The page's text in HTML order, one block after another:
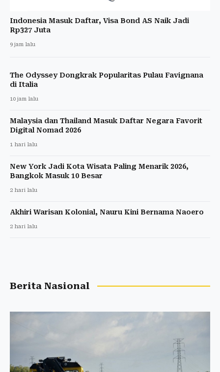
Indonesia Masuk Daftar, Visa Bond AS Naik Jadi
Rp327 Juta
9 jam lalu
The Odyssey Dongkrak Popularitas Pulau Favignana
di Italia
10 jam lalu
Malaysia dan Thailand Masuk Daftar Negara Favorit
Digital Nomad 2026
1 hari lalu
New York Jadi Kota Wisata Paling Menarik 2026,
Bangkok Masuk 10 Besar
2 hari lalu
Akhiri Warisan Kolonial, Nauru Kini Bernama Naoero
2 hari lalu
Berita Nasional